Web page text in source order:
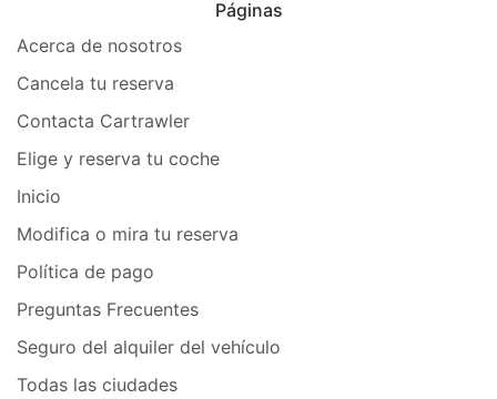
Páginas
Acerca de nosotros
Cancela tu reserva
Contacta Cartrawler
Elige y reserva tu coche
Inicio
Modifica o mira tu reserva
Política de pago
Preguntas Frecuentes
Seguro del alquiler del vehículo
Todas las ciudades